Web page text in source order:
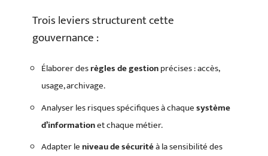
Trois leviers structurent cette
gouvernance :
Élaborer desrègles de gestionprécises : accès,
usage, archivage.
Analyser les risques spécifiques à chaquesystème
d’informationet chaque métier.
Adapter le niveau de sécuritéà la sensibilité des